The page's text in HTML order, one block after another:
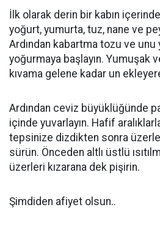
İlk olarak derin bir kabın içerinde
yoğurt, yumurta, tuz, nane ve
Ardından kabartma tozu ve
yoğurmaya başlayın. Yumuşak
kıvama gelene kadar un
Ardından ceviz büyüklüğünde
içinde yuvarlayın. Hafif
tepsinize dizdikten sonra
sürün. Önceden altlı üstlü
üzerleri kızarana dek pişirin.
Şimdiden afiyet olsun..